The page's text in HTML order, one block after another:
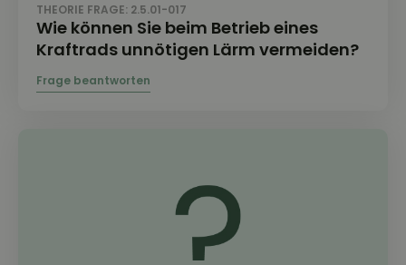
THEORIE FRAGE: 2.5.01-017
Wie können Sie beim Betrieb eines
Kraftrads unnötigen Lärm vermeiden?